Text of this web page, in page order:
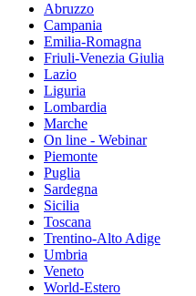
Abruzzo
Campania
Emilia-Romagna
Friuli-Venezia Giulia
Lazio
Liguria
Lombardia
Marche
On line - Webinar
Piemonte
Puglia
Sardegna
Sicilia
Toscana
Trentino-Alto Adige
Umbria
Veneto
World-Estero